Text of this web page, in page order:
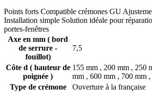
Points forts Compatible crémones GU
Installation simple Solution idéale pour
portes-fenêtres
Axe en mm ( bord
de serrure -
fouillot)
7,5
Côte d ( hauteur de
poignée )
155 mm , 200 mm , 250
mm , 600 mm , 700 mm
Type de crémone
Ouverture à la française